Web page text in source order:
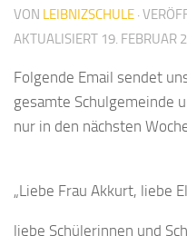
VON LEIBNIZSCHULE ·
AKTUALISIERT 19. FEBRUAR
Folgende Email sendet
gesamte Schulgemeinde
nur in den nächsten
„Liebe Frau Akkurt, liebe
liebe Schülerinnen und